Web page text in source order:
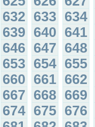
632 633 634
639 640 641
646 647 648
653 654 655
660 661 662
667 668 669
674 675 676